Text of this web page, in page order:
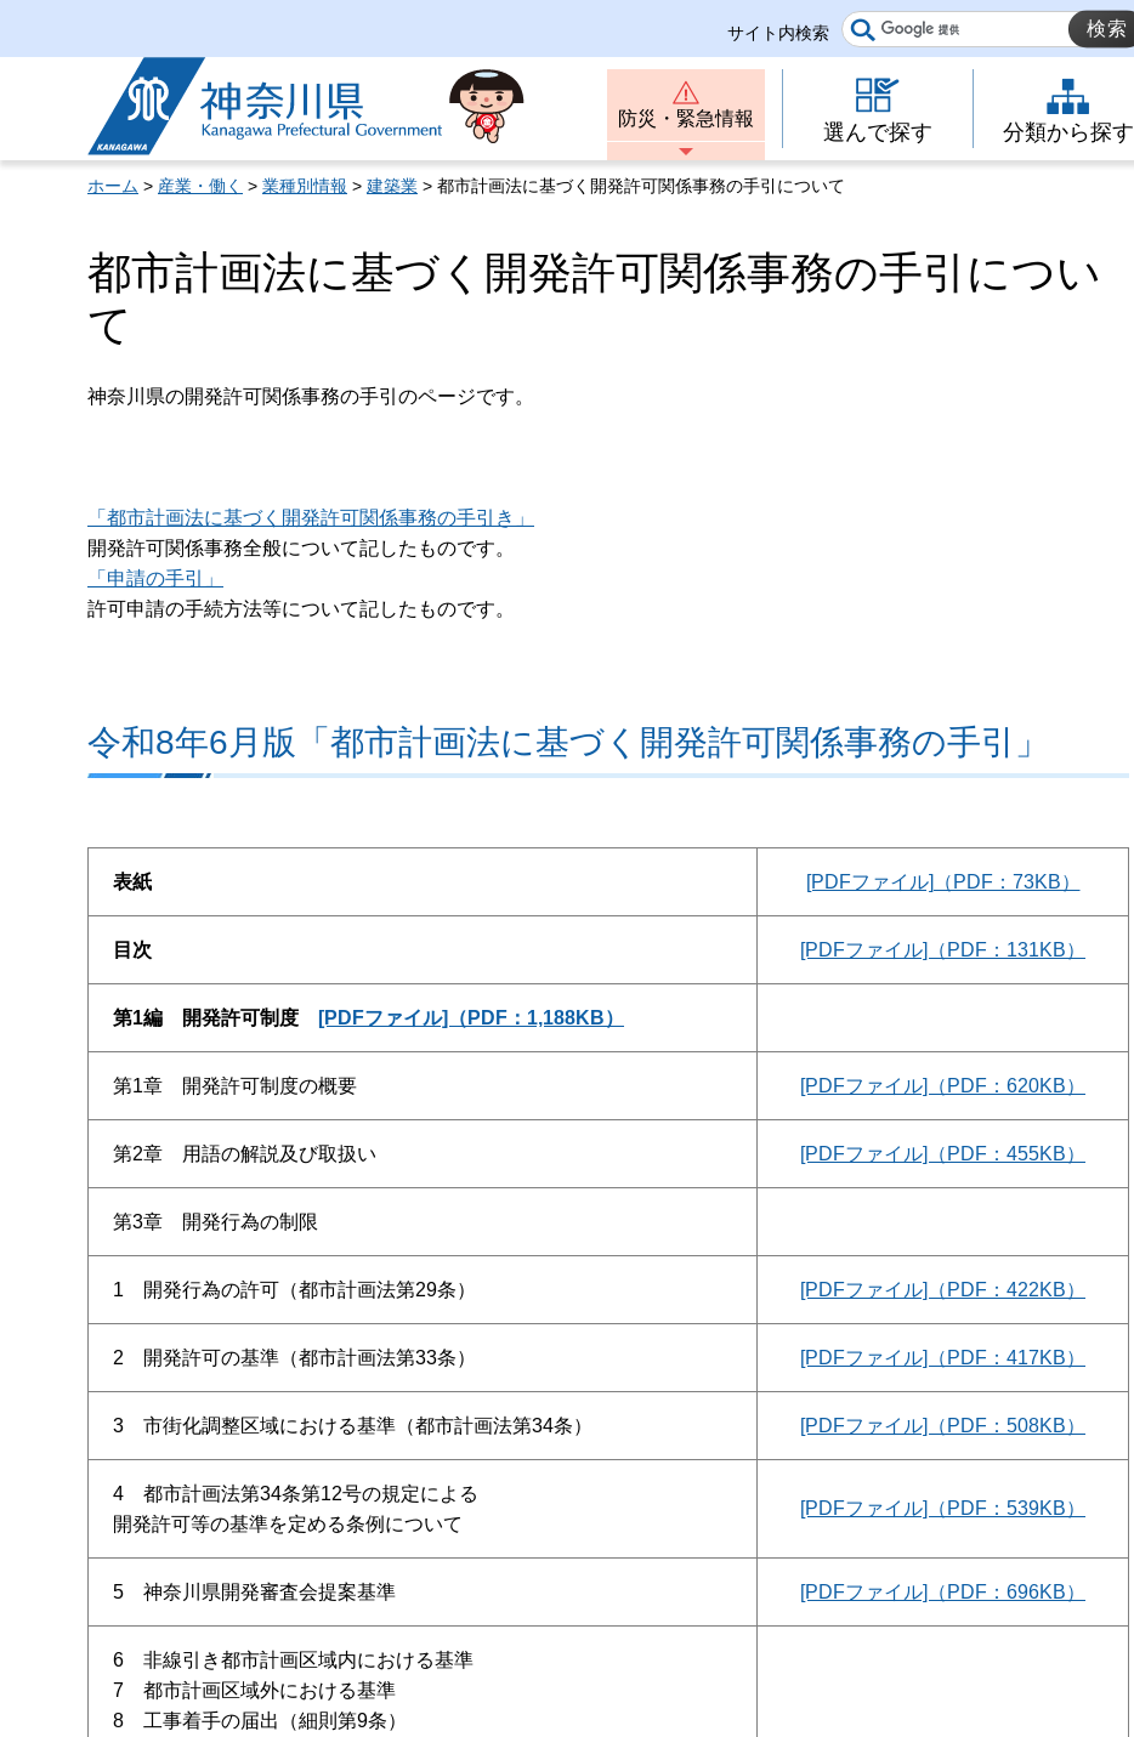
サイト内検索
神奈川県
防災・緊急情報
選んで探す 分類から探す
ホーム > 産業・働く > 業種別情報 > 建築業 > 都市計画法に基づく開発許可関係事務の手引について
都市計画法に基づく開発許可関係事務の手引につい
て
神奈川県の開発許可関係事務の手引のページです。
「都市計画法に基づく開発許可関係事務の手引き」
開発許可関係事務全般について記したものです。
「申請の手引」
許可申請の手続方法等について記したものです。
令和8年6月版「都市計画法に基づく開発許可関係事務の手引 」
表紙 [PDFファイル]（PDF：73KB）
目次 [PDFファイル]（PDF：131KB）
第1編 開発許可制度 [PDFファイル]（PDF：1,188KB）
第1章 開発許可制度の概要 [PDFファイル]（PDF：620KB）
第2章 用語の解説及び取扱い [PDFファイル]（PDF：455KB）
第3章 開発行為の制限
1 開発行為の許可（都市計画法第29条） [PDFファイル]（PDF：422KB）
2 開発許可の基準（都市計画法第33条） [PDFファイル]（PDF：417KB）
3 市街化調整区域における基準（都市計画法第34条） [PDFファイル]（PDF：508KB）
4 都市計画法第34条第12号の規定による
開発許可等の基準を定める条例について
[PDFファイル]（PDF：539KB）
5 神奈川県開発審査会提案基準 [PDFファイル]（PDF：696KB）
6 非線引き都市計画区域内における基準
7 都市計画区域外における基準
8 工事着手の届出（細則第9条）